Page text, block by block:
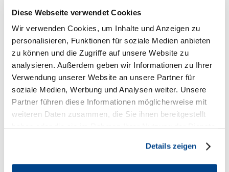
Diese Webseite verwendet Cookies
Wir verwenden Cookies, um Inhalte und Anzeigen zu
personalisieren, Funktionen für soziale Medien anbieten
zu können und die Zugriffe auf unsere Website zu
analysieren. Außerdem geben wir Informationen zu Ihrer
Verwendung unserer Website an unsere Partner für
soziale Medien, Werbung und Analysen weiter. Unsere
Partner führen diese Informationen möglicherweise mit
weiteren Daten zusammen, die Sie ihnen bereitgestellt
Cookies, wenn Sie unsere Webseite weiterhin nutzen.
Details zeigen
Hygienemanagement
Seminar: 4 Module für Ihren Erfolg - 1.
Führung
Seminar: 4 Module für Ihren Erfolg - 2.
Mitarbeiterbindung
Seminar: 4 Module für Ihren Erfolg - 3.
Beschwerdemanagement
Seminar: HACCP Lebensmittelhygiene